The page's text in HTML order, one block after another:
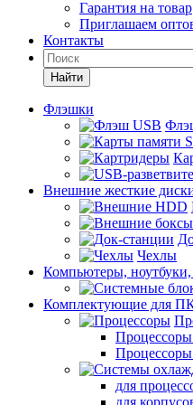
Гарантия на товар
Приглашаем
Контакты
Найти
Флэшки
Внешние жесткие
Чехлы
Компьютеры,
Комплектующие для
для
для